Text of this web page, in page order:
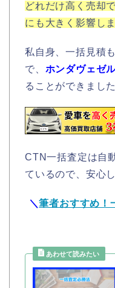
どれだけ高く売却
にも大きく影響しま
私自身、一括見積
で、 ホンダヴェゼ
ることができました
CTN一括査定は自
ているので、安心
＼筆者おすすめ！